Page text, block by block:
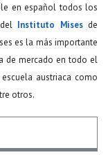
en español todos los
Instituto Misesde
es la más importante
de mercado en todo el
austriaca como
otros.